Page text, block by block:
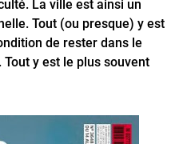
La ville est ainsi un
Tout (ou presque) y est
de rester dans le
y est le plus souvent